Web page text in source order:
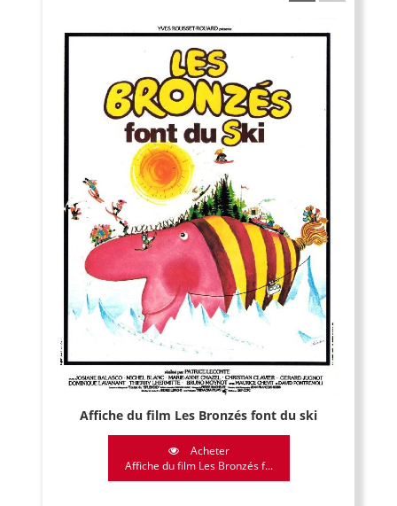
Affiche du film Les Bronzés font du ski
Acheter
Affiche du film Les Bronzés f...